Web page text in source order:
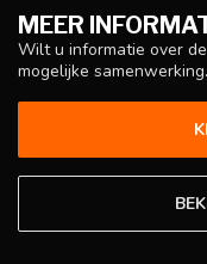
MEER
Wilt u informatie over
mogelijke samenwerking.